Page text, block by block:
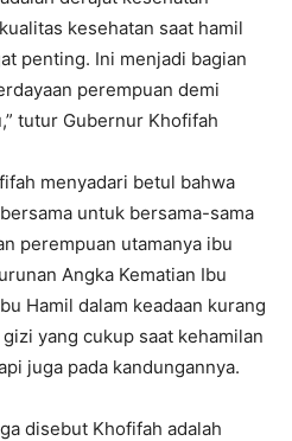
kesehatan saat hamil
penting. Ini menjadi bagian
perempuan demi
tutur Gubernur Khofifah
menyadari betul bahwa
untuk bersama-sama
perempuan utamanya ibu
Angka Kematian Ibu
Hamil dalam keadaan kurang
yang cukup saat kehamilan
juga pada kandungannya.
disebut Khofifah adalah